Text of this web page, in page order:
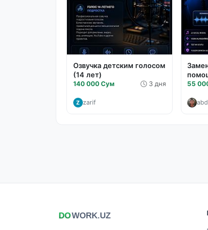
Озвучка детским голосом
(14 лет)
140 000 Сум 3 дня
Z zarif
55